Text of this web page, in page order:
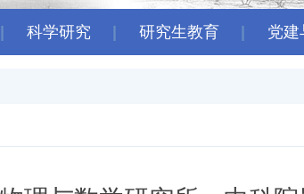
科学研究 研究生教育 党建